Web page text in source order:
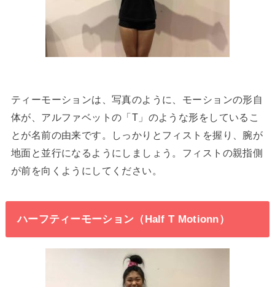
ティーモーションは、写真のように、モーションの形自
体が、アルファベットの「T」のような形をしているこ
とが名前の由来です。しっかりとフィストを握り、腕が
地面と並行になるようにしましょう。フィストの親指側
が前を向くようにしてください。
ハーフティーモーション（Half T Motionn）